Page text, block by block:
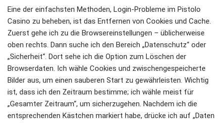
Eine der einfachsten Methoden, Login-Probleme im Pistolo
Casino zu beheben, ist das Entfernen von Cookies und Cache.
Zuerst gehe ich zu die Browsereinstellungen – üblicherweise
oben rechts. Dann suche ich den Bereich „Datenschutz“ oder
„Sicherheit“. Dort sehe ich die Option zum Löschen der
Browserdaten. Ich wähle Cookies und zwischengespeicherte
Bilder aus, um einen sauberen Start zu gewährleisten. Wichtig
ist, dass ich den Zeitraum bestimme; ich wähle meist für
„Gesamter Zeitraum“, um sicherzugehen. Nachdem ich die
entsprechenden Kästchen markiert habe, drücke ich auf „Daten